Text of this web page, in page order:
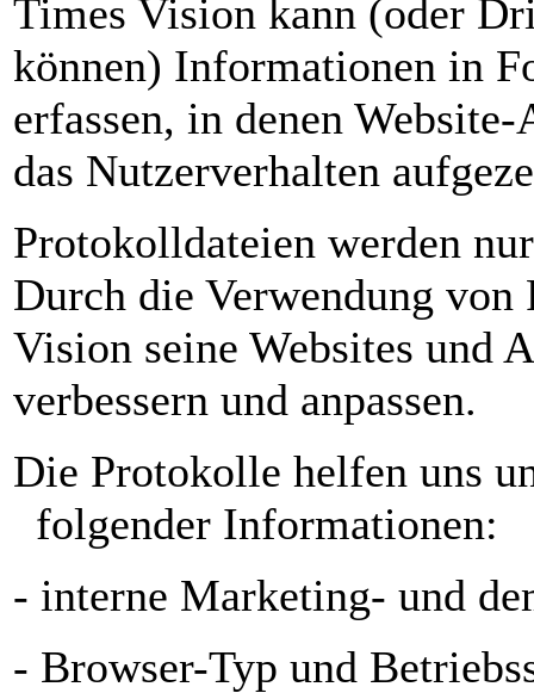
Times Vision kann (oder
können) Informationen in
erfassen, in denen
das Nutzerverhalten
Protokolldateien werden
Durch die Verwendung
Vision seine Websites und
verbessern und anpassen.
Die Protokolle helfen uns
folgender Informationen:
- interne Marketing- und
- Browser-Typ und